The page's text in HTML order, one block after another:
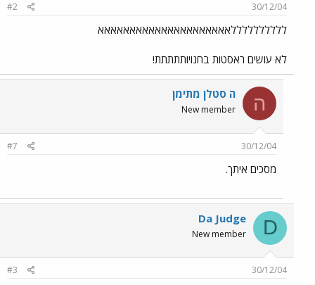
30/12/04
#2
ללללללללללאאאאאאאאאאאאאאאאאאאאא
לא עושים ראסטות בחנויותתתתת!
ה ה סטלן מתימן
New member
30/12/04
#7
מסכים איתך.
D
Da Judge
New member
30/12/04
#3